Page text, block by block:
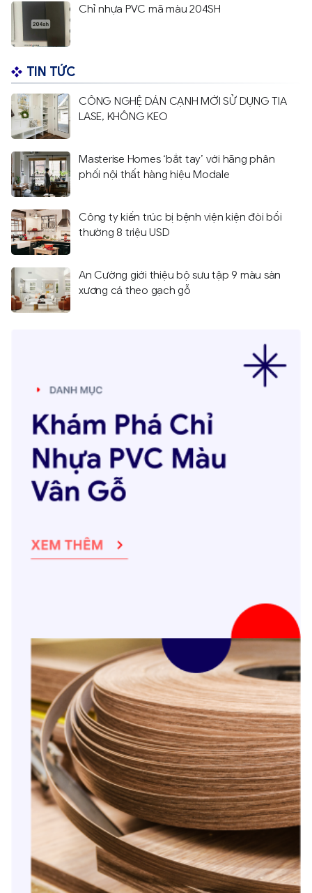
Chỉ nhựa PVC mã màu 204SH
TIN TỨC
CÔNG NGHỆ DÁN CẠNH MỚI SỬ DỤNG TIA
LASE, KHÔNG KEO
Masterise Homes ‘bắt tay’ với hãng phân
phối nội thất hàng hiệu Modale
Công ty kiến trúc bị bệnh viện kiện đòi bồi
thường 8 triệu USD
An Cường giới thiệu bộ sưu tập 9 màu sàn
xương cá theo gạch gỗ